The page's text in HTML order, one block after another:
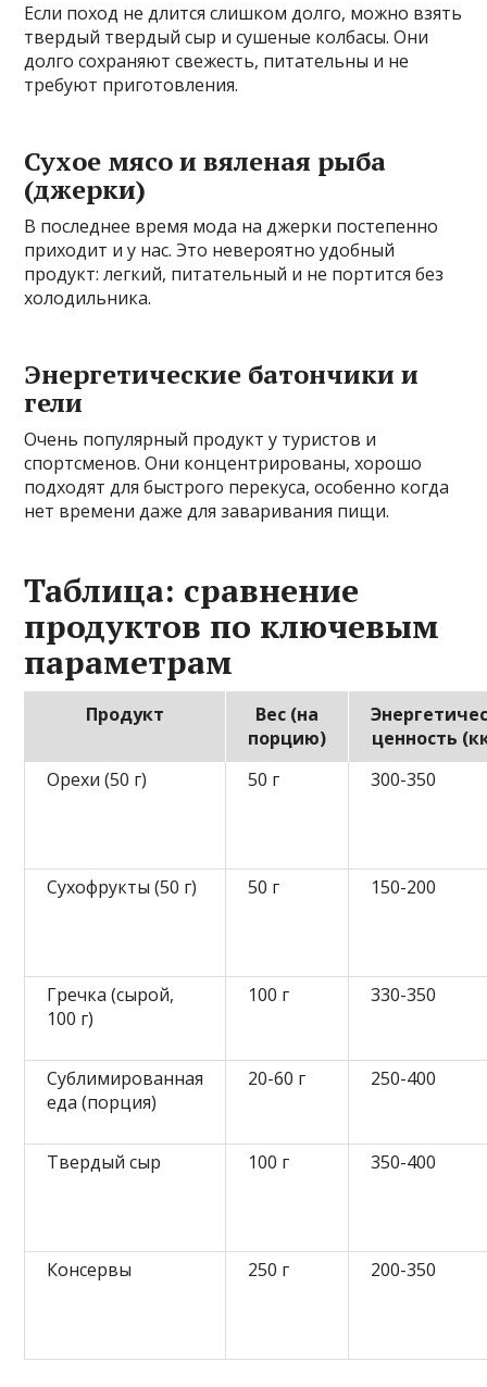
Если поход не длится слишком долго, можно взять
твердый твердый сыр и сушеные колбасы. Они
долго сохраняют свежесть, питательны и не
требуют приготовления.
Сухое мясо и вяленая рыба
(джерки)
В последнее время мода на джерки постепенно
приходит и у нас. Это невероятно удобный
продукт: легкий, питательный и не портится без
холодильника.
Энергетические батончики и
гели
Очень популярный продукт у туристов и
спортсменов. Они концентрированы, хорошо
подходят для быстрого перекуса, особенно когда
нет времени даже для заваривания пищи.
Таблица: сравнение
продуктов по ключевым
параметрам
Продукт
Вес (на
порцию)
ценность
Орехи (50 г)
50 г 300-350
Сухофрукты (50 г) 50 г 150-200
Гречка (сырой,
100 г)
100 г 330-350
Сублимированная
еда (порция)
20-60 г 250-400
Твердый сыр 100 г 350-400
Консервы 250 г 200-350